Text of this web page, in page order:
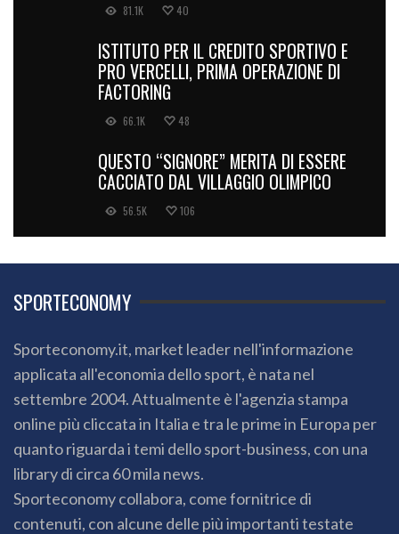
81.1K 40
ISTITUTO PER IL CREDITO SPORTIVO E
PRO VERCELLI, PRIMA OPERAZIONE DI
FACTORING
66.1K 48
QUESTO “SIGNORE” MERITA DI ESSERE
CACCIATO DAL VILLAGGIO OLIMPICO
56.5K 106
SPORTECONOMY
Sporteconomy.it, market leader nell'informazione
applicata all'economia dello sport, è nata nel
settembre 2004. Attualmente è l'agenzia stampa
online più cliccata in Italia e tra le prime in Europa per
quanto riguarda i temi dello sport-business, con una
library di circa 60 mila news.
Sporteconomy collabora, come fornitrice di
contenuti, con alcune delle più importanti testate